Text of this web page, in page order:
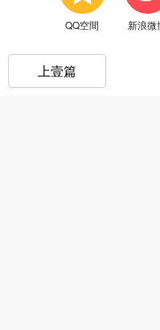
QQ空間 新浪微
上壹篇